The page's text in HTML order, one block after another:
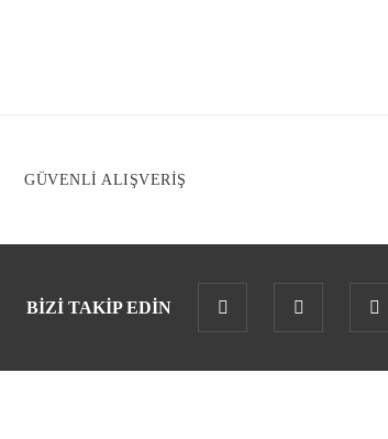
GÜVENLİ ALIŞVERİŞ
BİZİ TAKİP EDİN